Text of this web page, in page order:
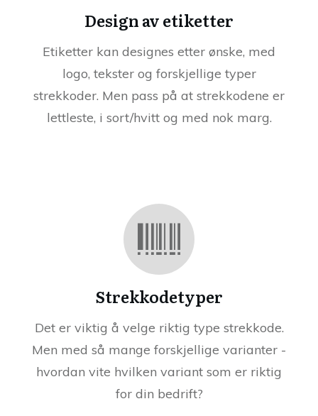
Design av etiketter
Etiketter kan designes etter ønske, med
logo, tekster og forskjellige typer
strekkoder. Men pass på at strekkodene er
lettleste, i sort/hvitt og med nok marg.
Strekkodetyper
Det er viktig å velge riktig type strekkode.
Men med så mange forskjellige varianter -
hvordan vite hvilken variant som er riktig
for din bedrift?